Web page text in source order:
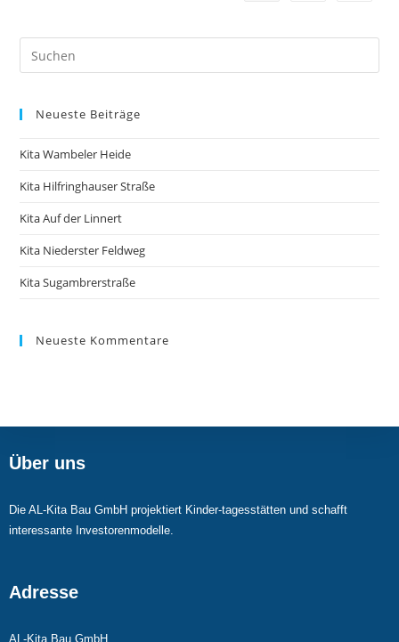
Neueste Beiträge
Kita Wambeler Heide
Kita Hilfringhauser Straße
Kita Auf der Linnert
Kita Niederster Feldweg
Kita Sugambrerstraße
Neueste Kommentare
Über uns
Die AL-Kita Bau GmbH projektiert Kinder-tagesstätten und schafft
interessante Investorenmodelle.
Adresse
AL-Kita Bau GmbH